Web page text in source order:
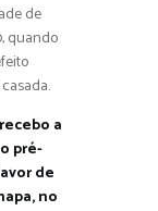
de
quando
a
pré-
de
no